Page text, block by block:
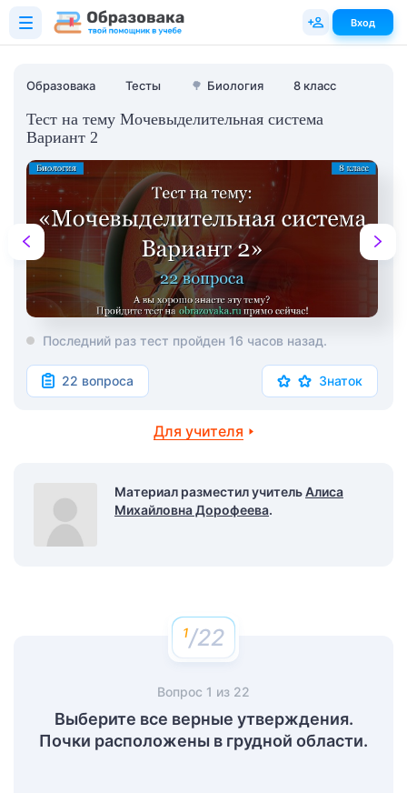
Образовака Тесты 🌳 Биология 8 класс
Тест на тему Мочевыделительная система
Вариант 2
Последний раз тест пройден 16 часов назад.
22 вопроса Знаток
Для учителя
Материал разместил учительАлиса
Михайловна Дорофеева.
/22
Вопрос 1 из 22
Выберите все верные утверждения.
Почки расположены в грудной области.
Вход